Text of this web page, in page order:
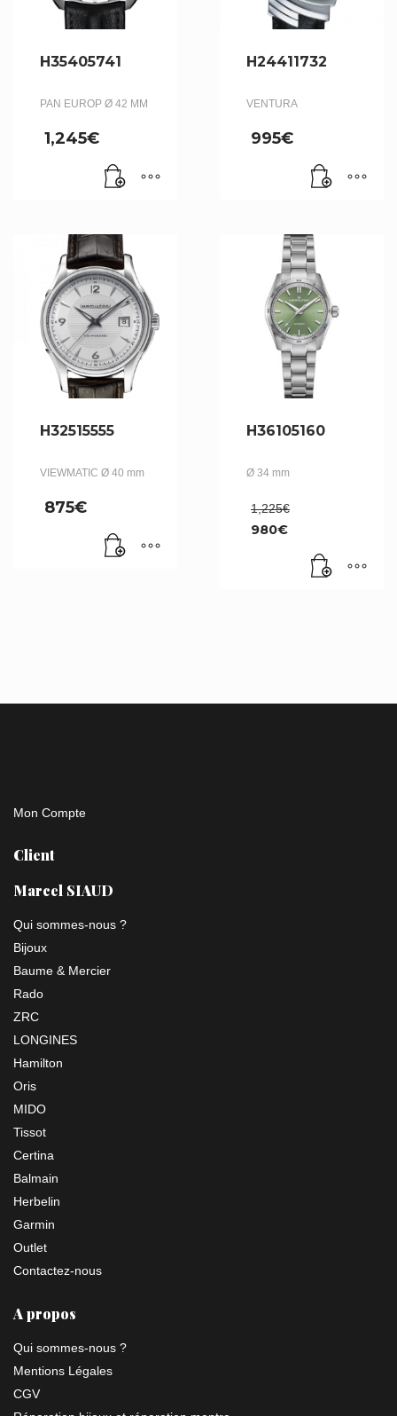
H35405741
PAN EUROP Ø 42 MM
1,245€
H24411732
VENTURA
995€
H32515555
VIEWMATIC Ø 40 mm
875€
H36105160
Ø 34 mm
1,225€
était :
1,225€.
980€
Mon Compte
Client
Marcel SIAUD
Qui sommes-nous ?
Bijoux
Baume & Mercier
Rado
ZRC
LONGINES
Hamilton
Oris
MIDO
Tissot
Certina
Balmain
Herbelin
Garmin
Outlet
Contactez-nous
A propos
Qui sommes-nous ?
Mentions Légales
CGV